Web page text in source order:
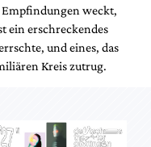
Empfindungen weckt,
ein erschreckendes
und eines, das
Kreis zutrug.